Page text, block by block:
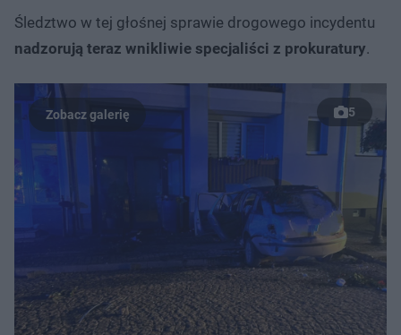
Śledztwo w tej głośnej sprawie drogowego incydentu
nadzorują teraz wnikliwie specjaliści z prokuratury.
5